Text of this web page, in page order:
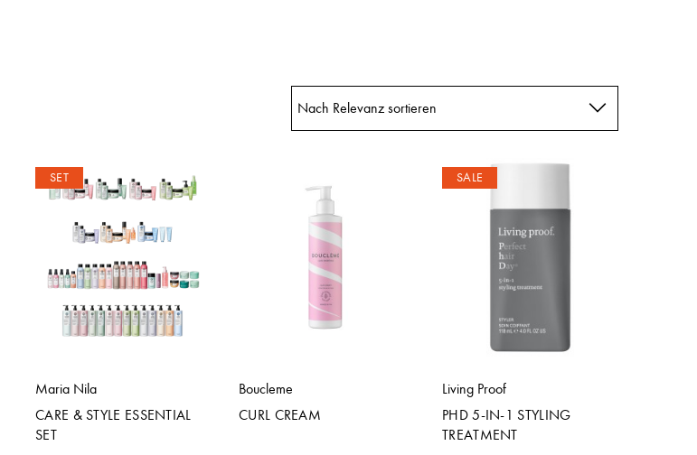
Nach Relevanz sortieren
SET
Maria Nila
CARE & STYLE ESSENTIAL
SET
Boucleme
CURL CREAM
SALE
Living Proof
PHD 5-IN-1 STYLING
TREATMENT